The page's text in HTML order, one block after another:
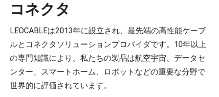
コネクタ
LEOCABLEは2013年に設立され、最先端の高性能ケーブ
ルとコネクタソリューションプロバイダです。10年以上
の専門知識により、私たちの製品は航空宇宙、データセ
ンター、スマートホーム、ロボットなどの重要な分野で
世界的に評価されています。